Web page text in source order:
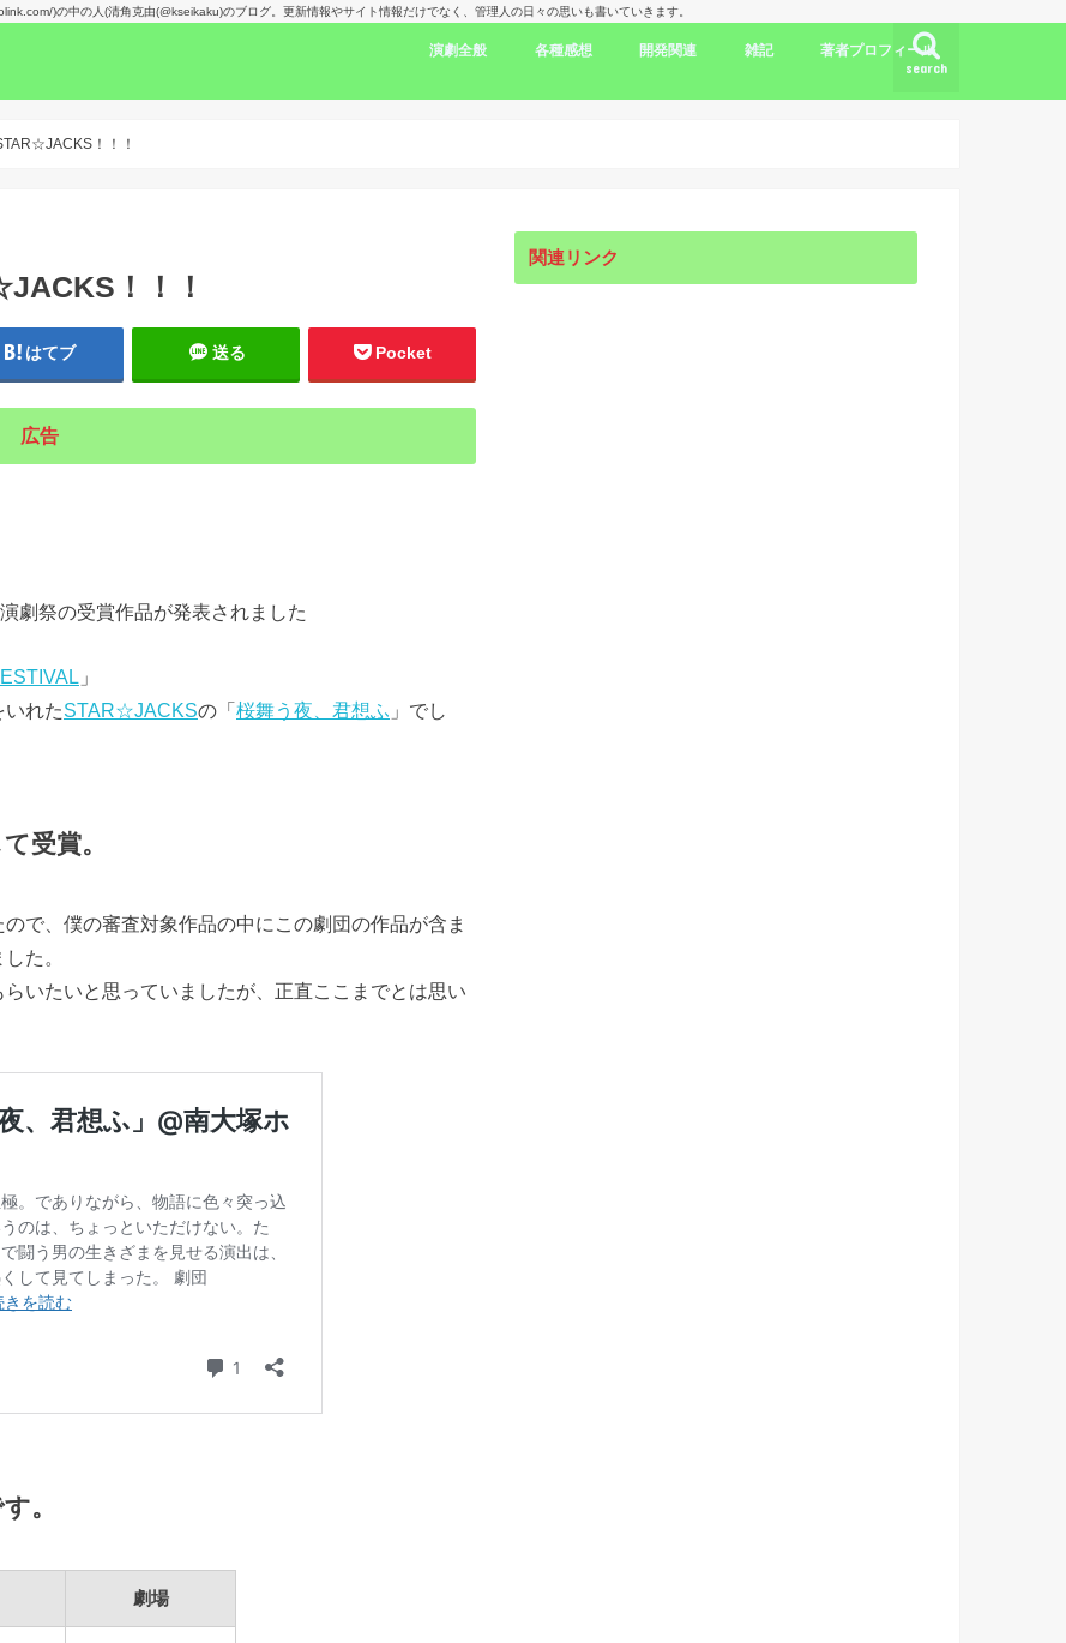
)の中の人(清角克由(@kseikaku)のブログ。更新情報やサイト情報だけでなく、管理人の日々の思いも書いていきます。
search
演劇全般
演劇感想文リンク
舞台で見た人のドラマ出演情報
楽しみな舞台！
演劇賞
各種感想
劇評 海外劇評
書評 KDP
映画評
旅行記
開発関連
開発言語
iPhone/Mac
WordPress
Ubuntu
集合知/人工知能
雑記
日本
アメリカ
韓国
中国
著者プロフィール
！！！
！！！
はてブ 送る Pocket
広告
劇祭の受賞作品が発表されました
」
れたSTAR☆JACKSの「桜舞う夜、君想ふ 」でし
受賞。
で、僕の審査対象作品の中にこの劇団の作品が含ま
た。
いたいと思っていましたが、正直ここまでとは思い
。
劇場
関連リンク